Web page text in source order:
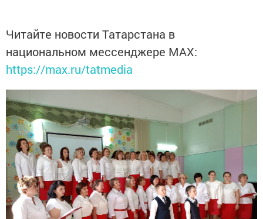
Читайте новости Татарстана в
национальном мессенджере MАХ:
https://max.ru/tatmedia